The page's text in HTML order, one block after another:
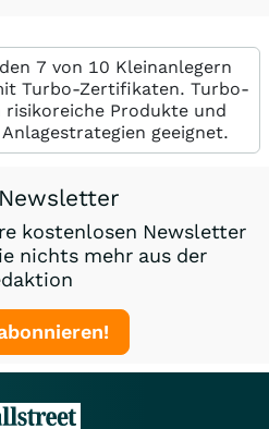
7 von 10 Kleinanlegern
Turbo-Zertifikaten. Turbo-
Produkte und
geeignet.
Newsletter
kostenlosen Newsletter
nichts mehr aus der